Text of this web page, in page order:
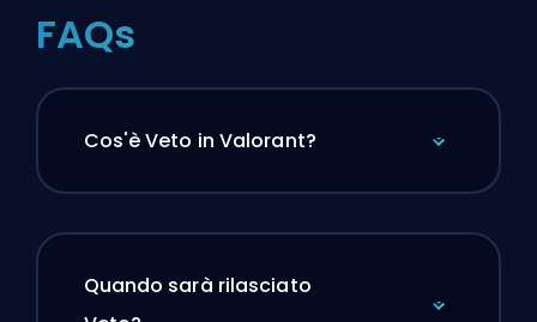
FAQs
Cos'è Veto in Valorant?
Quando sarà rilasciato